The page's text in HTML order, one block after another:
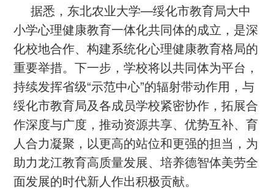
据悉，东北农业大学—绥化市教育局大中
小学心理健康教育一体化共同体的成立，是深
化校地合作、构建系统化心理健康教育格局的
重要举措。下一步，学校将以共同体为平台，
持续发挥省级“示范中心”的辐射带动作用，与
绥化市教育局及各成员学校紧密协作，拓展合
作深度与广度，推动资源共享、优势互补、育
人合力凝聚，以更高的站位和更强的担当，为
助力龙江教育高质量发展、培养德智体美劳全
面发展的时代新人作出积极贡献。